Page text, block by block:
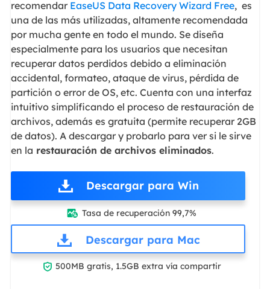
recomendar EaseUS Data Recovery Wizard Free, es
una de las más utilizadas, altamente recomendada
por mucha gente en todo el mundo. Se diseña
especialmente para los usuarios que necesitan
recuperar datos perdidos debido a eliminación
accidental, formateo, ataque de virus, pérdida de
partición o error de OS, etc. Cuenta con una interfaz
intuitivo simplificando el proceso de restauración de
archivos, además es gratuita (permite recuperar 2GB
de datos). A descargar y probarlo para ver si le sirve
en la restauración de archivos eliminados.
Descargar para Win
 Tasa de recuperación 99,7%
Descargar para Mac
 500MB gratis, 1.5GB extra vía compartir